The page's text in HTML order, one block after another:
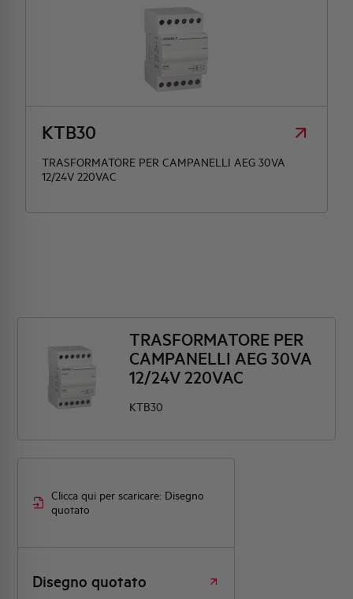
KTB30
TRASFORMATORE PER CAMPANELLI AEG 30VA
12/24V 220VAC
TRASFORMATORE PER
CAMPANELLI AEG 30VA
12/24V 220VAC
KTB30
Clicca qui per scaricare: Disegno
quotato
Disegno quotato